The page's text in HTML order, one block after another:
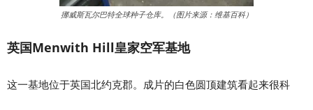
挪威斯瓦尔巴特全球种子仓库。（图片来源：维基百科）
英国Menwith Hill皇家空军基地
这一基地位于英国北约克郡。成片的白色圆顶建筑看起来很科